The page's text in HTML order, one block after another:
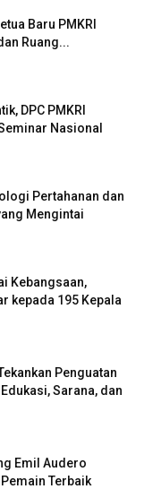
Baru PMKRI
Ruang...
DPC PMKRI
Nasional
Pertahanan dan
Mengintai
Kebangsaan,
kepada 195 Kepala
Penguatan
Sarana, dan
Emil Audero
Terbaik